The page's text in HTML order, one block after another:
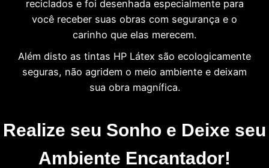
reciclados e foi desenhada especialmente para
você receber suas obras com segurança e o
carinho que elas merecem.
Além disto as tintas HP Látex são ecologicamente
seguras, não agridem o meio ambiente e deixam
sua obra magnífica.
Realize seu Sonho e Deixe seu
Ambiente Encantador!